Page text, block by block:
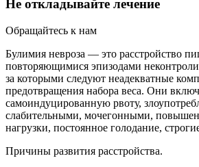
Не откладывайте лечение
Обращайтесь к нам
Булимия невроза — это расстройство
повторяющимися эпизодами
за которыми следуют неадекватные
предотвращения набора веса. Они
самоиндуцированную рвоту,
слабительными, мочегонными,
нагрузки, постоянное голодание,
Причины развития расстройства.